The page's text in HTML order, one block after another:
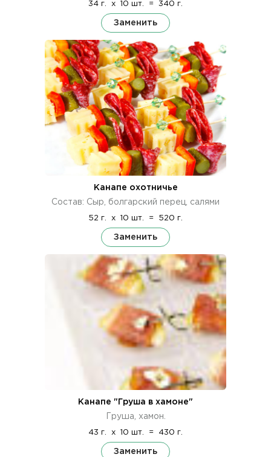
34 г. x 10 шт. = 340 г.
Заменить
Канапе охотничье
Состав: Сыр, болгарский перец, салями
52 г. x 10 шт. = 520 г.
Заменить
Канапе "Груша в хамоне"
Груша, хамон.
43 г. x 10 шт. = 430 г.
Заменить